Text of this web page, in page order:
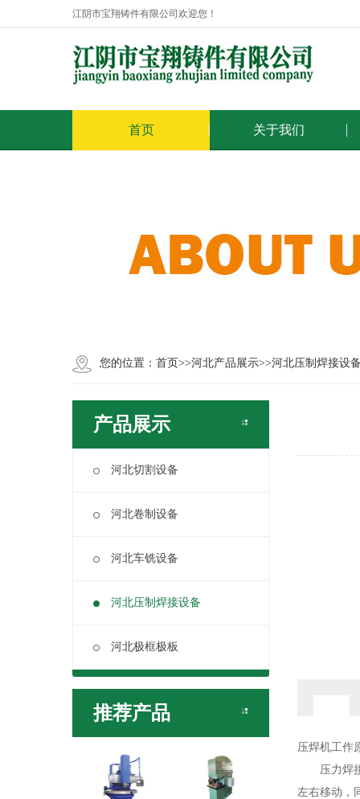
江阴市宝翔铸件有限公司欢迎您！
首页 关于我们
您的位置： 首页>>河北产品展示>>河北压制焊接设
产品展示
河北切割设备
河北卷制设备
河北车铣设备
河北压制焊接设备
河北极框极板
推荐产品
压焊机工作
压力焊接
左右移动，